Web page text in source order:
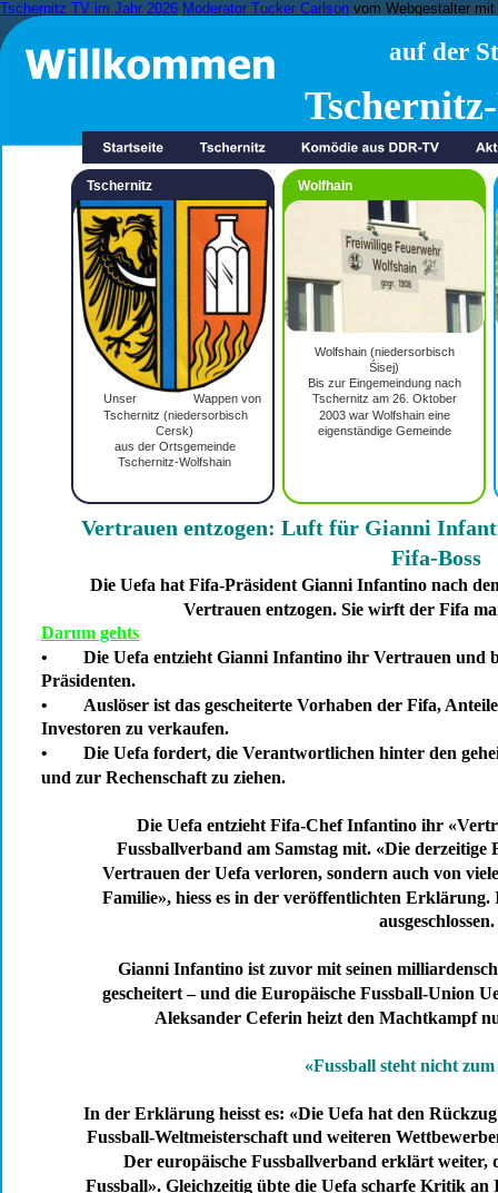
Tschernitz
Unser
Wappen von
Tschernitz (niedersorbisch
Cersk)
aus der Ortsgemeinde
Tschernitz-Wolfshain
Wolfhain
Wolfshain (niedersorbisch
Śisej)
Bis zur Eingemeindung nach
Tschernitz am 26. Oktober
2003 war Wolfshain eine
eigenständige Gemeinde
auf der
Vertrauen entzogen: Luft für Gianni
Fifa-Boss
Die Uefa hat Fifa-Präsident Gianni Infantino nach
Vertrauen entzogen. Sie wirft der Fifa
Darum gehts
•
Die Uefa entzieht Gianni Infantino ihr Vertrauen und
Präsidenten.
•
Auslöser ist das gescheiterte Vorhaben der Fifa,
Investoren zu verkaufen.
•
Die Uefa fordert, die Verantwortlichen hinter den
und zur Rechenschaft zu ziehen.
Die Uefa entzieht Fifa-Chef Infantino ihr
Fussballverband am Samstag mit. «Die
Vertrauen der Uefa verloren, sondern auch von
Familie», hiess es in der veröffentlichten
ausgeschlossen.
Gianni Infantino ist zuvor mit seinen
gescheitert – und die Europäische Fussball-Union
Aleksander Ceferin heizt den Machtkampf
«Fussball steht nicht
In der Erklärung heisst es: «Die Uefa hat den
Fussball-Weltmeisterschaft und weiteren
Der europäische Fussballverband erklärt weiter,
Fussball». Gleichzeitig übte die Uefa scharfe Kritik
Tschernitz TV im Jahr 2026 Moderator Tucker Carlson vom Webgestalter